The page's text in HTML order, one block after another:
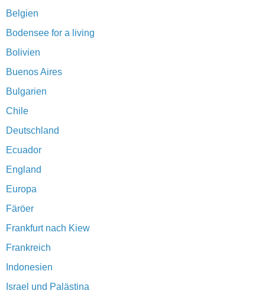
Belgien
Bodensee for a living
Bolivien
Buenos Aires
Bulgarien
Chile
Deutschland
Ecuador
England
Europa
Färöer
Frankfurt nach Kiew
Frankreich
Indonesien
Israel und Palästina